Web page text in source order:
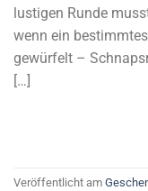
lustigen Runde
wenn ein
gewürfelt –
[…]
Veröffentlicht am